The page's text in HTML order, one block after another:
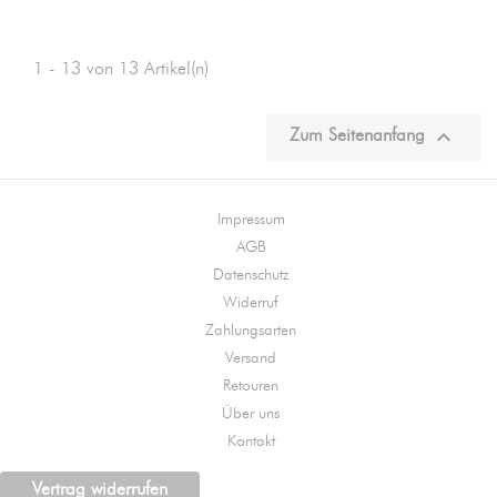
1 - 13 von 13 Artikel(n)
Zum Seitenanfang 
Impressum
AGB
Datenschutz
Widerruf
Zahlungsarten
Versand
Retouren
Über uns
Kontakt
Vertrag widerrufen